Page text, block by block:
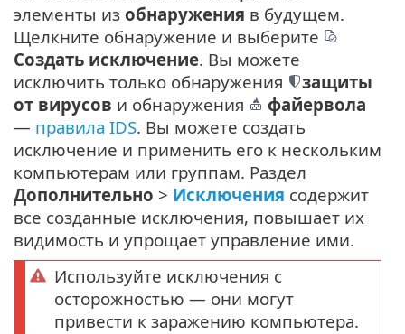
элементы из обнаружения в будущем.
Щелкните обнаружение и выберите
Создать исключение. Вы можете
исключить только обнаружения
защиты
от вирусов и обнаружения
файервола
— правила IDS. Вы можете создать
исключение и применить его к нескольким
компьютерам или группам. Раздел
Дополнительно > Исключения содержит
все созданные исключения, повышает их
видимость и упрощает управление ими.
Используйте исключения с
осторожностью — они могут
привести к заражению компьютера.